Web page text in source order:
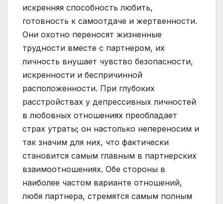
искренняя способность любить,
готовность к самоотдаче и жертвенности.
Они охотно переносят жизненные
трудности вместе с партнером, их
личность внушает чувство безопасности,
искренности и беспричинной
расположенности. При глубоких
расстройствах у депрессивных личностей
в любовных отношениях преобладает
страх утраты; он настолько непереносим и
так значим для них, что фактически
становится самым главным в партнерских
взаимоотношениях. Обе стороны в
наиболее частом варианте отношений,
любя партнера, стремятся самым полным